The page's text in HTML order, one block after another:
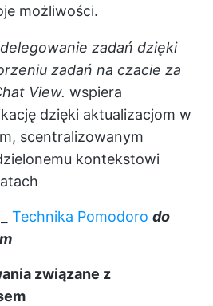
możliwości.
zadań dzięki
zadań na czacie za
View. wspiera
dzięki aktualizacjom w
scentralizowanym
kontekstowi
Technika Pomodoro do
związane z